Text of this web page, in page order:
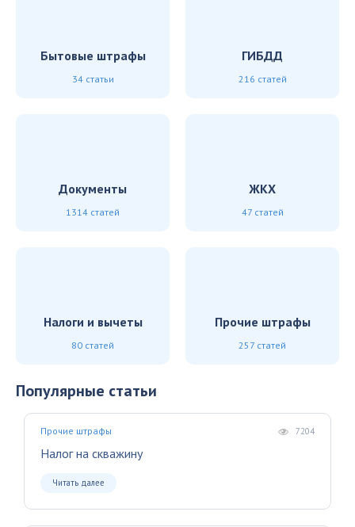
Бытовые штрафы
34 статьи
ГИБДД
216 статей
Документы
1314 статей
ЖКХ
47 статей
Налоги и вычеты
80 статей
Прочие штрафы
257 статей
Популярные статьи
Прочие штрафы 7204
Налог на скважину
Читать далее